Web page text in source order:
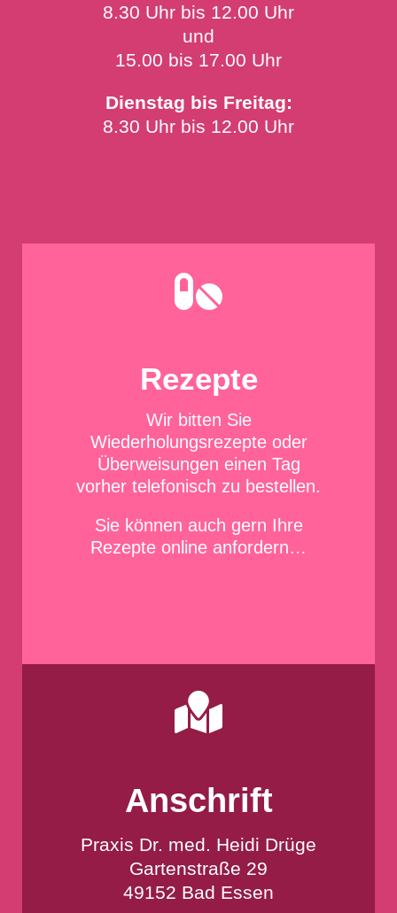
8.30 Uhr bis 12.00 Uhr
und
15.00 bis 17.00 Uhr
Dienstag bis Freitag:
8.30 Uhr bis 12.00 Uhr

Rezepte
Wir bitten Sie
Wiederholungsrezepte oder
Überweisungen einen Tag
vorher telefonisch zu bestellen.
Sie können auch gern Ihre
Rezepte online anfordern…

Anschrift
Praxis Dr. med. Heidi Drüge
Gartenstraße 29
49152 Bad Essen